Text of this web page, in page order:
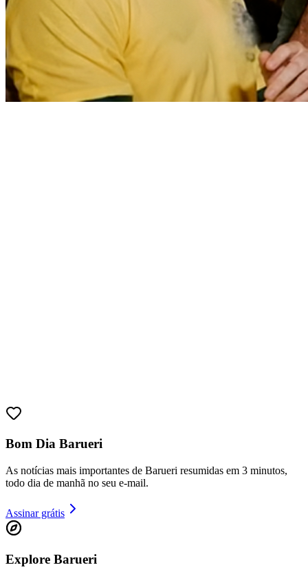
Bom Dia Barueri
As notícias mais importantes de Barueri resumidas em 3 minutos,
todo dia de manhã no seu e-mail.
Assinar grátis
Explore Barueri